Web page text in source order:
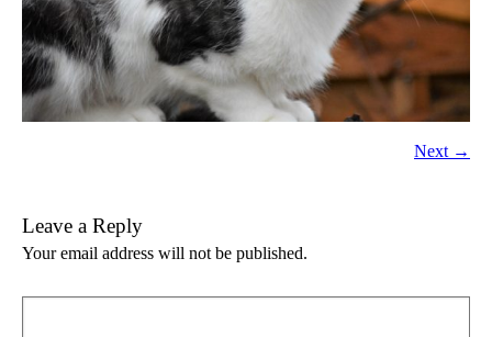
Next →
Leave a Reply
Your email address will not be published.